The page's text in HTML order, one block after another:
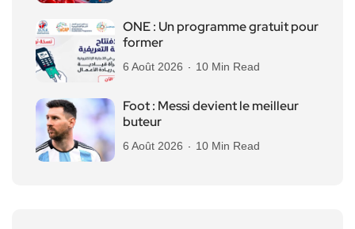
ONE : Un programme gratuit pour
former
6 Août 2026 10 Min Read
Foot : Messi devient le meilleur
buteur
6 Août 2026 10 Min Read